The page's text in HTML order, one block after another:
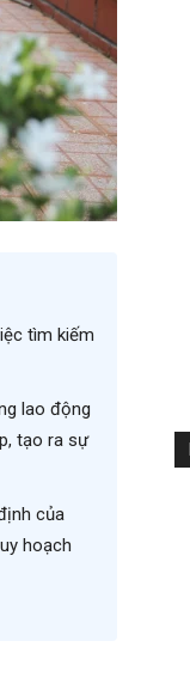
tìm kiếm
lao động
tạo ra sự
của
hoạch